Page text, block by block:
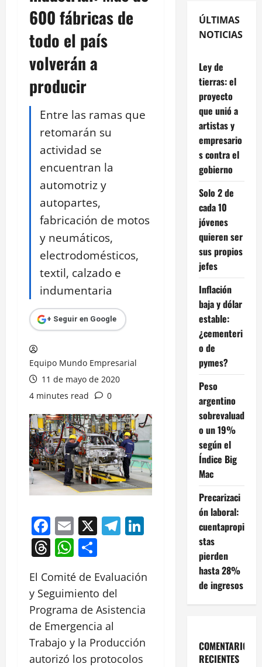
600 fábricas de
todo el país
volverán a
producir
Entre las ramas que
retomarán su
actividad se
encuentran la
automotriz y
autopartes,
fabricación de motos
y neumáticos,
electrodomésticos,
textil, calzado e
indumentaria
+ Seguir en Google
Equipo Mundo Empresarial
11 de mayo de 2020
4 minutes read
0
Facebook
Email
X Telegram
LinkedIn
Threads
WhatsApp
El Comité de Evaluación
y Seguimiento del
Programa de Asistencia
de Emergencia al
Trabajo y la Producción
autorizó los protocolos
ÚLTIMAS
NOTICIAS
Ley de
tierras: el
proyecto
que unió a
artistas y
empresario
s contra el
gobierno
Solo 2 de
cada 10
jóvenes
quieren ser
sus propios
jefes
Inflación
baja y dólar
estable:
¿cementeri
o de
pymes?
Peso
argentino
sobrevaluad
o un 19%
según el
Índice Big
Mac
Precarizaci
ón laboral:
cuentapropi
stas
pierden
hasta 28%
de ingresos
COMENTARIOS
RECIENTES